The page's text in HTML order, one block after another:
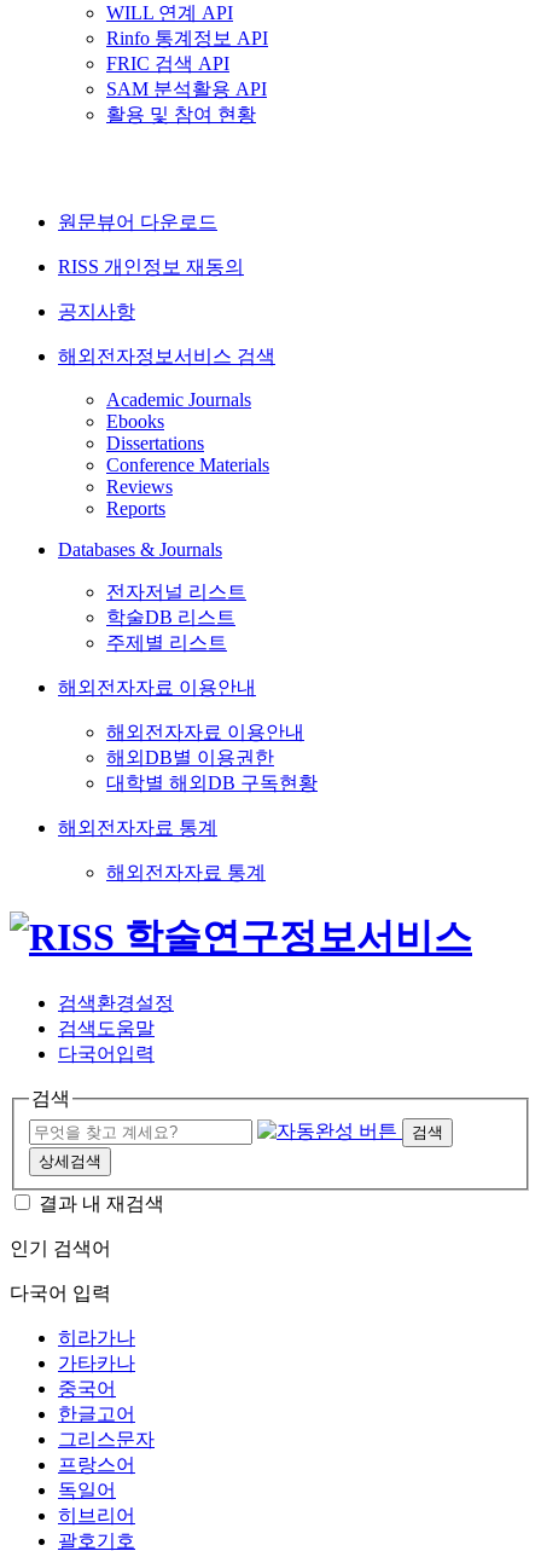
WILL 연계 API
Rinfo 통계정보 API
FRIC 검색 API
SAM 분석활용 API
활용 및 참여 현황
원문뷰어 다운로드
RISS 개인정보 재동의
공지사항
해외전자정보서비스 검색
Academic Journals
Ebooks
Dissertations
Conference Materials
Reviews
Reports
Databases & Journals
전자저널 리스트
학술DB 리스트
주제별 리스트
해외전자자료 이용안내
해외전자자료 이용안내
해외DB별 이용권한
대학별 해외DB 구독현황
해외전자자료 통계
해외전자자료 통계
검색환경설정
검색도움말
다국어입력
검색
검색
상세검색
결과 내 재검색
인기 검색어
다국어 입력
히라가나
가타카나
중국어
한글고어
그리스문자
프랑스어
독일어
히브리어
괄호기호